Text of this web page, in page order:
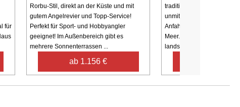
für
Rorbu-Stil, direkt an der Küste und mit
gutem Angelrevier und Topp-Service!
Perfekt für Sport- und Hobbyangler
geeignet! Im Außenbereich gibt es
mehrere Sonnenterrassen ...
ab 1.156 €
traditionellen Rorbu-Stil.
unmittelbar am Wasser
Anfahrt per Boot hinaus
Meer. Vor Ort
landschaftlich reizvolle ...